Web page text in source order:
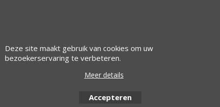
Webwinkel gemaakt met ShopFactory webwinkel software.
Deze site maakt gebruik van cookies om uw
bezoekerservaring te verbeteren.
Meer details
Accepteren